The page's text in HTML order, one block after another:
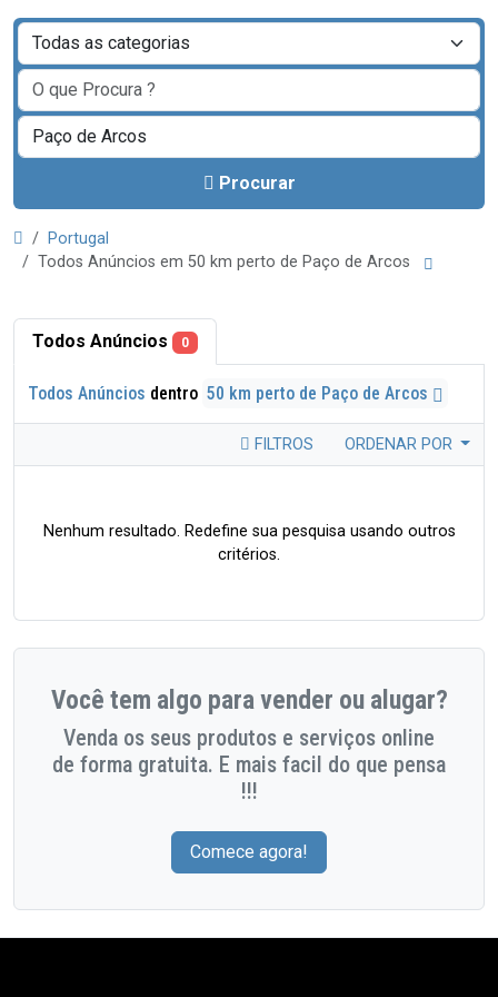
Procurar
Portugal
Todos Anúncios em 50 km perto de Paço de Arcos
Todos Anúncios 0
Todos Anúncios dentro 50 km perto de Paço de Arcos
FILTROS ORDENAR POR
Nenhum resultado. Redefine sua pesquisa usando outros
critérios.
Você tem algo para vender ou alugar?
Venda os seus produtos e serviços online
de forma gratuita. E mais facil do que pensa
!!!
Comece agora!